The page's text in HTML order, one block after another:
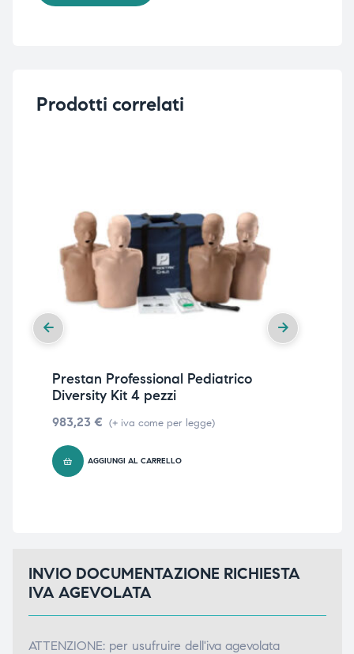
Prodotti correlati
Prestan Professional Pediatrico
Diversity Kit 4 pezzi
983,23 € (+ iva come per legge)
AGGIUNGI AL CARRELLO
INVIO DOCUMENTAZIONE RICHIESTA
IVA AGEVOLATA
ATTENZIONE: per usufruire dell'iva agevolata